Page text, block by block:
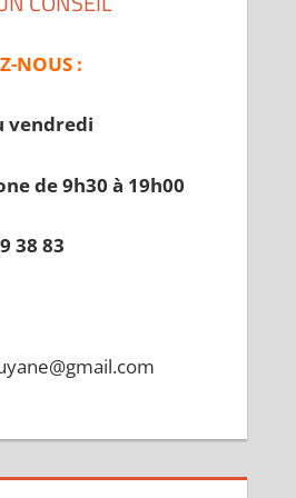
NOUS :
vendredi
de 9h30 à 19h00
38 83